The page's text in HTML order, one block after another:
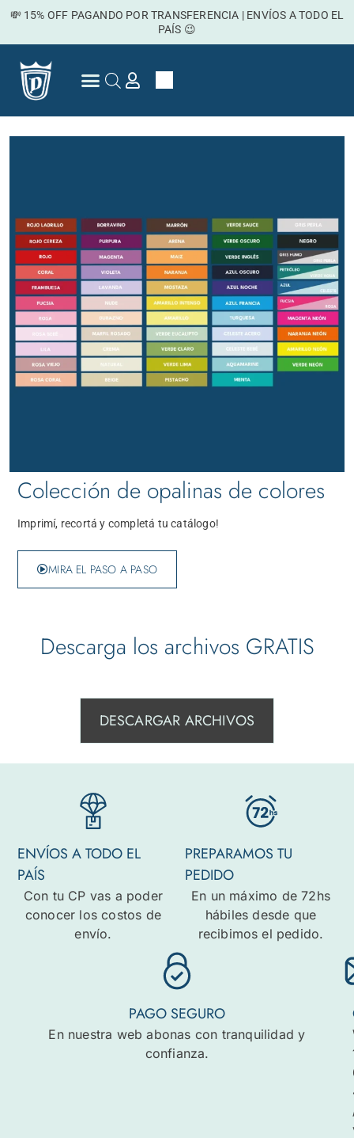
contenido
💸 15% OFF PAGANDO POR TRANSFERENCIA | ENVÍOS A TODO EL
PAÍS 😉
Cart
Colección de opalinas de colores
Imprimí, recortá y completá tu catálogo!
MIRA EL PASO A PASO
Descarga los archivos GRATIS
DESCARGAR ARCHIVOS
ENVÍOS A TODO EL
PAÍS
Con tu CP vas a poder
conocer los costos de
envío.
PREPARAMOS TU
PEDIDO
En un máximo de 72hs
hábiles desde que
recibimos el pedido.
PAGO SEGURO
En nuestra web abonas con tranquilidad y
confianza.